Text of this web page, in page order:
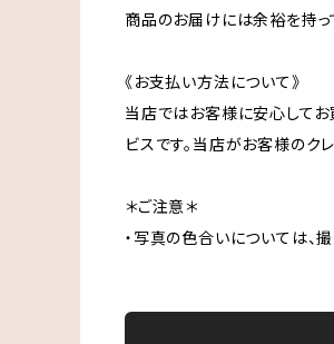
商品のお届けには余裕を持っ
《お支払い方法について》
当店ではお客様に安心してお
ビスです。当店がお客様のク
＊ご注意＊
・写真の色合いについては、